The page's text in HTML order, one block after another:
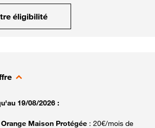
éligibilité
19/08/2026 :
Maison Protégée : 20€/mois de